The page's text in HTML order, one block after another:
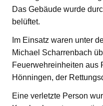
Das Gebäude wurde
belüftet.
Im Einsatz waren unter
Michael Scharrenbach
Feuerwehreinheiten aus
Hönningen, der
Eine verletzte Person